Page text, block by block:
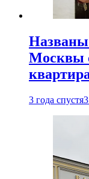
Названы
Москвы
3 года спустя